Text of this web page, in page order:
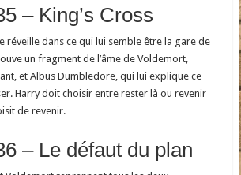
– King’s Cross
réveille dans ce qui lui semble être la gare de
un fragment de l’âme de Voldemort,
et Albus Dumbledore, qui lui explique ce
Harry doit choisir entre rester là ou revenir
de revenir.
– Le défaut du plan